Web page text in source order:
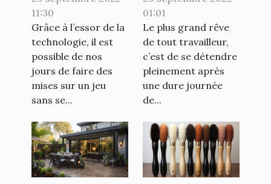
site de pari
sportif
11:30
Grâce à l’essor de la
technologie, il est
possible de nos
jours de faire des
mises sur un jeu
sans se...
gonflable
01:01
Le plus grand rêve
de tout travailleur,
c’est de se détendre
pleinement après
une dure journée
de...